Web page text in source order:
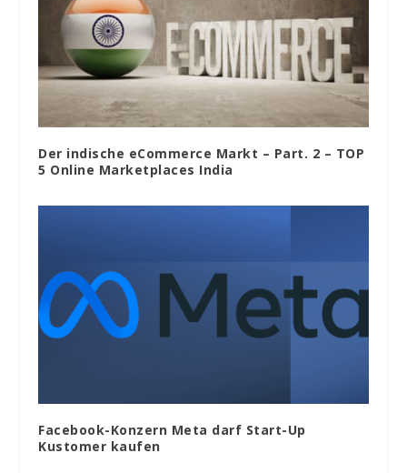
Der indische eCommerce Markt – Part. 2 – TOP
5 Online Marketplaces India
Facebook-Konzern Meta darf Start-Up
Kustomer kaufen